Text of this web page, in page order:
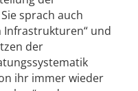
sprach auch
Infrastrukturen“ und
der
ihr immer wieder